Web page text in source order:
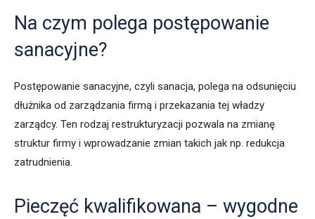
Na czym polega postępowanie
sanacyjne?
Postępowanie sanacyjne, czyli sanacja, polega na odsunięciu
dłużnika od zarządzania firmą i przekazania tej władzy
zarządcy. Ten rodzaj restrukturyzacji pozwala na zmianę
struktur firmy i wprowadzanie zmian takich jak np. redukcja
zatrudnienia.
Pieczęć kwalifikowana – wygodne